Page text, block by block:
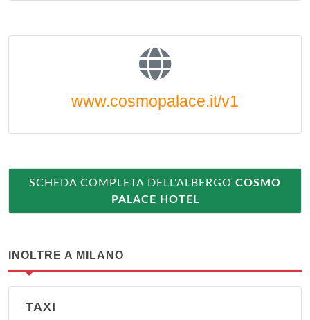
www.cosmopalace.it/v1
SCHEDA COMPLETA DELL'ALBERGO COSMO
PALACE HOTEL
INOLTRE A MILANO
TAXI